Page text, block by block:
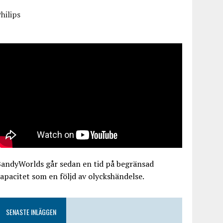
går sedan en tid på begränsad
som en följd av olyckshändelse.
SENASTE INLÄGGEN